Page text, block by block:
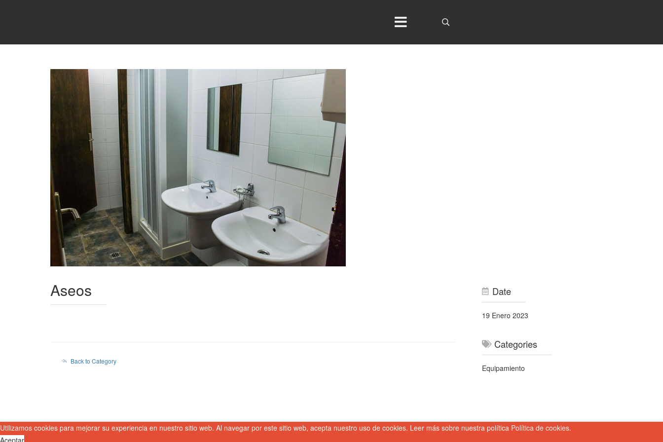
Aseos
Back to Category
Date
19 Enero 2023
Categories
Equipamiento
Utilizamos cookies para mejorar su experiencia en nuestro sitio web. Al navegar por este sitio web, acepta nuestro uso de cookies. Leer más sobre nuestra política Política de cookies.
Aceptar